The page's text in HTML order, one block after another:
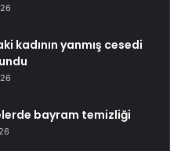
kadının yanmış cesedi
bayram temizliği